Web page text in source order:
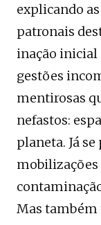
explicando
patronais
inação inicial
gestões
mentirosas
nefastos:
planeta. Já
mobilizações
Mas